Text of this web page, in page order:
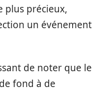
plus précieux,
un événement
de noter que le
fond à de